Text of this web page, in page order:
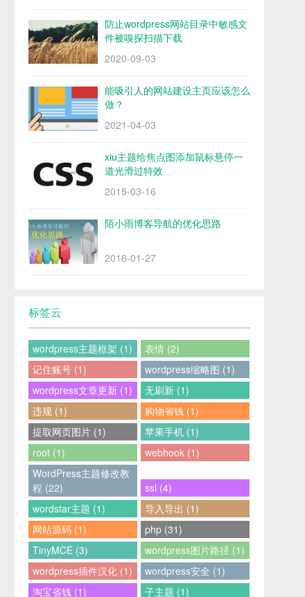
防止wordpress网站目录中敏感文
件被嗅探扫描下载
2020-09-03
能吸引人的网站建设主页应该怎么
做？
2021-04-03
xiu主题给焦点图添加鼠标悬停一
道光滑过特效
2015-03-16
陌小雨博客导航的优化思路
2016-01-27
标签云
wordpress主题框架 (1)
表情 (2)
记住账号 (1)
wordpress缩略图 (1)
wordpress文章更新 (1)
无刷新 (1)
违规 (1)
购物省钱 (1)
提取网页图片 (1)
苹果手机 (1)
root (1)
webhook (1)
WordPress主题修改教
程 (22)
ssl (4)
wordstar主题 (1)
导入导出 (1)
网站源码 (1)
php (31)
TinyMCE (3)
wordpress图片路径 (1)
wordpress插件汉化 (1)
wordpress安全 (1)
淘宝省钱 (1)
子主题 (1)